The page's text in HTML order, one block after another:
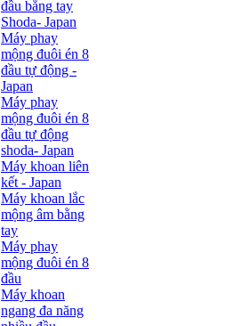
đầu bằng tay
Shoda- Japan
Máy phay
mộng đuôi én 8
đầu tự động -
Japan
Máy phay
mộng đuôi én 8
đầu tự động
shoda- Japan
Máy khoan liên
kết - Japan
Máy khoan lắc
mộng âm bằng
tay
Máy phay
mộng đuôi én 8
đầu
Máy khoan
ngang đa năng